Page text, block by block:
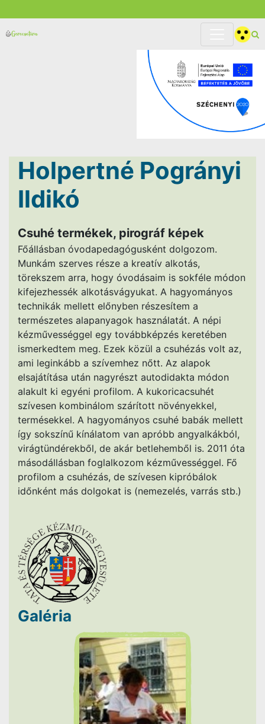
Holpertné Pogrányi
Ildikó
Csuhé termékek, pirográf képek
Főállásban óvodapedagógusként dolgozom.
Munkám szerves része a kreatív alkotás,
törekszem arra, hogy óvodásaim is sokféle módon
kifejezhessék alkotásvágyukat. A hagyományos
technikák mellett előnyben részesítem a
természetes alapanyagok használatát. A népi
kézművességgel egy továbbképzés keretében
ismerkedtem meg. Ezek közül a csuhézás volt az,
ami leginkább a szívemhez nőtt. Az alapok
elsajátítása után nagyrészt autodidakta módon
alakult ki egyéni profilom. A kukoricacsuhét
szívesen kombinálom szárított növényekkel,
termésekkel. A hagyományos csuhé babák mellett
így sokszínű kínálatom van apróbb angyalkákból,
virágtündérekből, de akár betlehemből is. 2011 óta
másodállásban foglalkozom kézművességgel. Fő
profilom a csuhézás, de szívesen kipróbálok
időnként más dolgokat is (nemezelés, varrás stb.)
Galéria